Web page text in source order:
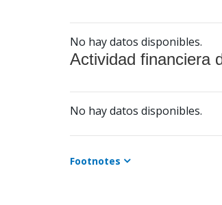
No hay datos disponibles.
Actividad financiera
No hay datos disponibles.
Footnotes